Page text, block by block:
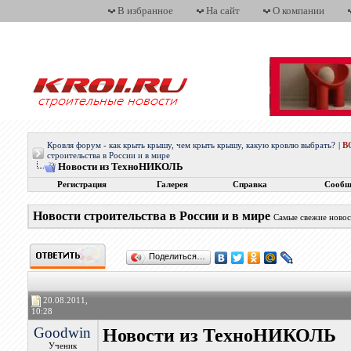
В избранное На сайт О компании
Кровля форум - как крыть крышу, чем крыть крышу, какую кровлю выбрать?
строительства в России и в мире
Новости из ТехноНИКОЛЬ
Регистрация Галерея Справка
Новости строительства в России и в мире Самые свежие
Поделиться…
20.08.2011,
10:28
Goodwin
Ученик
Новости из ТехноНИКОЛЬ